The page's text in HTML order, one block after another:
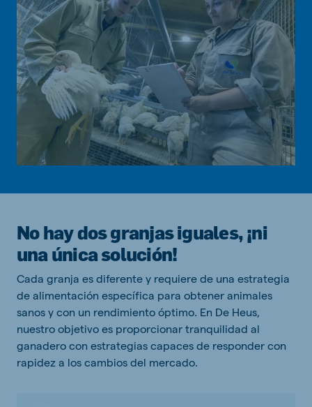
No hay dos granjas iguales, ¡ni
una única solución!
Cada granja es diferente y requiere de una estrategia
de alimentación específica para obtener animales
sanos y con un rendimiento óptimo. En De Heus,
nuestro objetivo es proporcionar tranquilidad al
ganadero con estrategias capaces de responder con
rapidez a los cambios del mercado.